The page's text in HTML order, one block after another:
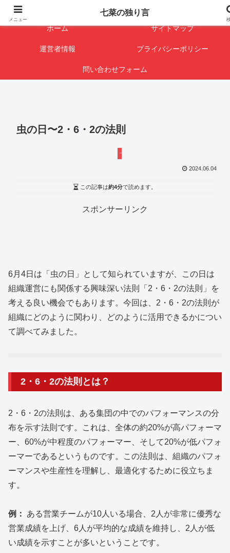
闇を暴けば･･･表になります
ホーム サイトマップ
運営者情報 プライバシーポリシー
問い合わせフォーム
虫の日〜2・6・2の法則
七菜の独り言
2024.06.04
この記事は約4分で読めます。
スポンサーリンク
6月4日は「虫の日」として知られていますが、この日は
組織運営にも関係する興味深い法則「2・6・2の法則」を
考える良い機会でもあります。今回は、2・6・2の法則が
組織にどのように関わり、どのように活用できるかについ
て調べてみました。
2・6・2の法則とは？
2・6・2の法則は、ある集団の中でのパフォーマンスの分
布を示す法則です。これは、全体の約20%が高パフォーマ
ー、60%が中程度のパフォーマー、そして20%が低パフォ
ーマーであるというものです。この法則は、組織のパフォ
ーマンスや生産性を理解し、最適化するために役立ちま
す。
例：
ある営業チームが10人いる場合、2人が非常に優秀な
営業成績を上げ、6人が平均的な成績を維持し、2人が低
い成績を示すことが多いということです。
メニュー
七菜の独り言